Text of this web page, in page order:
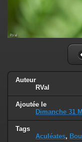
Auteur
RVal
Ajoutée le
Dimanche 31
Tags
Aculéates,